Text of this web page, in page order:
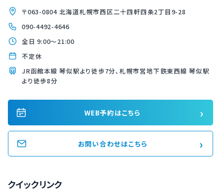
〒063-0804 北海道札幌市西区二十四軒四条2丁目9-28
090-4492-4646
全日 9:00〜21:00
不定休
JR函館本線 琴似駅より徒歩7分、札幌市営地下鉄東西線 琴似駅
より徒歩8分
WEB予約はこちら ›
お問い合わせはこちら ›
クイックリンク